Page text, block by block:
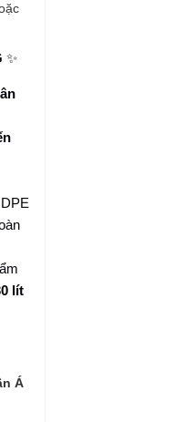
✨
lít
Á